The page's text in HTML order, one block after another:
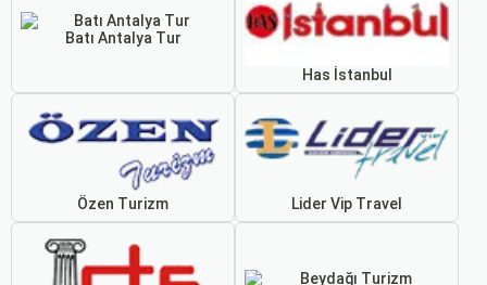
Batı Antalya Tur
Has İstanbul
Özen Turizm Lider Vip Travel